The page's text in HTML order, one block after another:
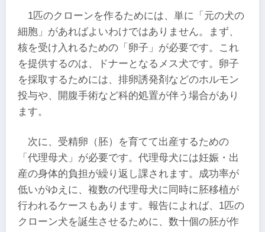
1匹のクローンを作るためには、単に「元の犬の
細胞」があればよいわけではありません。まず、
核を受け入れるための「卵子」が必要です。これ
を提供するのは、ドナーとなるメス犬です。卵子
を採取するためには、排卵誘発剤などのホルモン
投与や、開腹手術など科的処置が伴う場合があり
ます。
次に、受精卵（胚）を育てて出産するための
「代理母犬」が必要です。代理母犬には妊娠・出
産の身体的負担が繰り返し課されます。成功率が
低いがゆえに、複数の代理母犬に同時に胚移植が
行われるケースもあります。報告によれば、1匹の
クローン犬を誕生させるために、数十個の胚が作